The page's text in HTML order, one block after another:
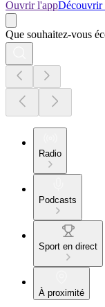
Ouvrir l'appDécouvrir
Que souhaitez-vous
Radio
Podcasts
Sport en direct
À proximité